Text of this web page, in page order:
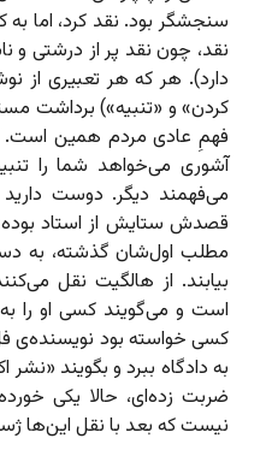
سنجشگر بود. نقد کرد، اما
نقد، چون نقد پر از درشتی و
دارد). هر که هر تعبیری از
کردن» و «تنبیه») برداشت
فهمِ عادی مردم همین است.
آشوری می‌خواهد شما را
می‌فهمند دیگر. دوست
قصدش ستایش از استاد
مطلب اول‌شان گذشته، به
بیابند. از هالگیت نقل
است و می‌گویند کسی او را به
کسی خواسته بود نویسنده‌ی
به دادگاه ببرد و بگویند
ضربت زده‌ای، حالا یکی
نیست که بعد با نقل این‌ها